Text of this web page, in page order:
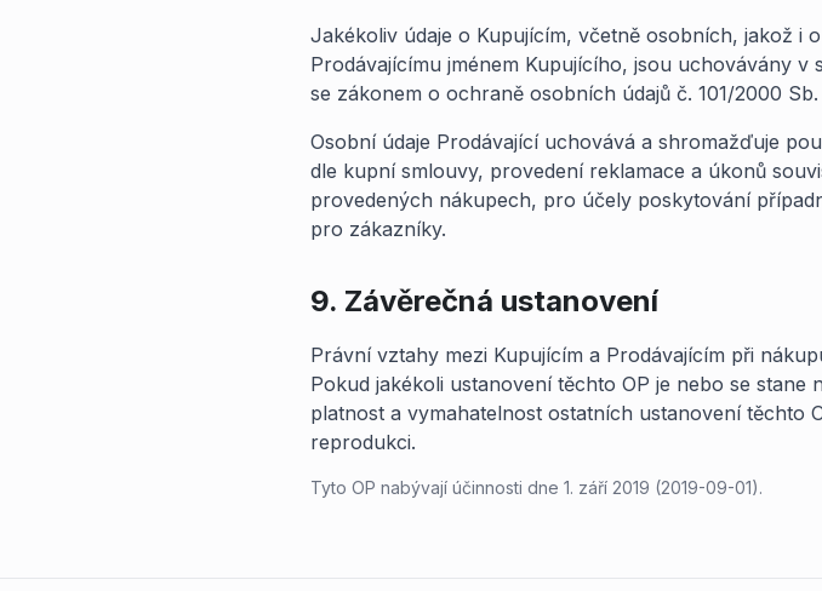
Jakékoliv údaje o Kupujícím, včetně osobních, jakož i
Prodávajícímu jménem Kupujícího, jsou uchovávány
se zákonem o ochraně osobních údajů č. 101/2000
Osobní údaje Prodávající uchovává a shromažďuje
dle kupní smlouvy, provedení reklamace a úkonů
provedených nákupech, pro účely poskytování
pro zákazníky.
9. Závěrečná ustanovení
Právní vztahy mezi Kupujícím a Prodávajícím při
Pokud jakékoli ustanovení těchto OP je nebo se
platnost a vymahatelnost ostatních ustanovení těchto
reprodukci.
Tyto OP nabývají účinnosti dne 1. září 2019 (2019-09-01).